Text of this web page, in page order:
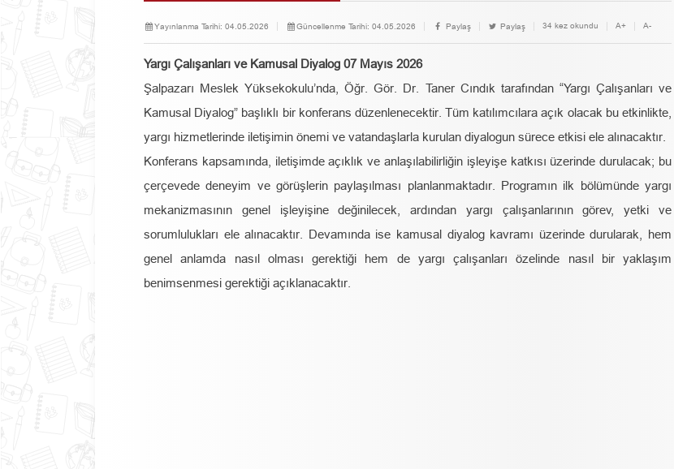
Yayınlanma Tarihi: 04.05.2026 Güncellenme Tarihi: 04.05.2026 Paylaş Paylaş 34 kez okundu A+ A-
Yargı Çalışanları ve Kamusal Diyalog 07 Mayıs 2026
Şalpazarı Meslek Yüksekokulu’nda, Öğr. Gör. Dr. Taner Cındık tarafından “Yargı Çalışanları ve
Kamusal Diyalog” başlıklı bir konferans düzenlenecektir. Tüm katılımcılara açık olacak bu etkinlikte,
yargı hizmetlerinde iletişimin önemi ve vatandaşlarla kurulan diyalogun sürece etkisi ele alınacaktır.
Konferans kapsamında, iletişimde açıklık ve anlaşılabilirliğin işleyişe katkısı üzerinde durulacak; bu
çerçevede deneyim ve görüşlerin paylaşılması planlanmaktadır. Programın ilk bölümünde yargı
mekanizmasının genel işleyişine değinilecek, ardından yargı çalışanlarının görev, yetki ve
sorumlulukları ele alınacaktır. Devamında ise kamusal diyalog kavramı üzerinde durularak, hem
genel anlamda nasıl olması gerektiği hem de yargı çalışanları özelinde nasıl bir yaklaşım
benimsenmesi gerektiği açıklanacaktır.